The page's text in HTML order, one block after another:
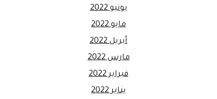
يونيو 2022
مايو 2022
أبريل 2022
مارس 2022
فبراير 2022
يناير 2022